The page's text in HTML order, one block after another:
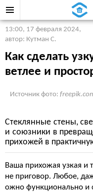
13:00, 17 февраля 2024,
автор: Кутман С.
Как сделать
ветлее и
Источник фото:
Стеклянные стены,
и союзники в
прихожей в
Ваша прихожая узкая и
не приговор. Любое,
ожно функционально и